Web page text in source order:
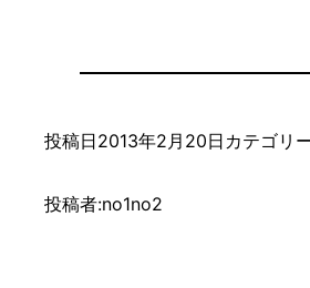
投稿日2013年2月20日 カテゴリ
投稿者:no1no2